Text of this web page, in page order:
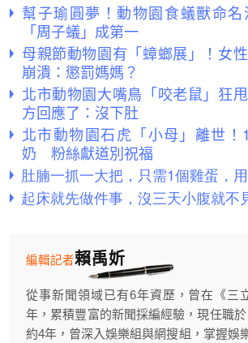
幫子瑜圓夢！動物園食蟻獸命
「周子蟻」成第一
母親節動物園有「蟑螂展」！女
崩潰：懲罰媽媽？
北市動物園大嘴鳥「咬老鼠」狂
方回應了：沒下肚
北市動物園石虎「小母」離世！
奶 粉絲獻道別祝福
賴禹妡
編輯記者
從事新聞領域已有6年資歷，曾在《三
年，累積豐富的新聞採編經驗，現任職於
約4年，曾深入娛樂組與網搜組，掌握娛